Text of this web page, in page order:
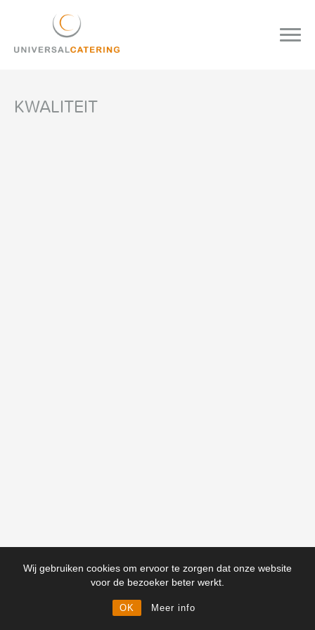
Wij gebruiken cookies om ervoor te zorgen dat onze website
voor de bezoeker beter werkt.
OK Meer info
KWALITEIT